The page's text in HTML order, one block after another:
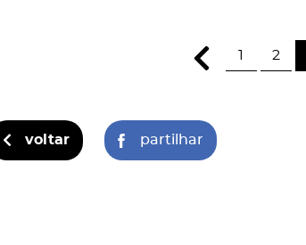
1 2
voltar partilhar